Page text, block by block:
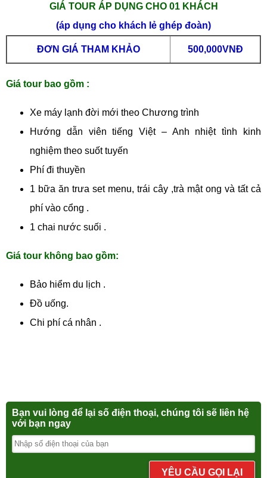
GIÁ TOUR ÁP DỤNG CHO 01 KHÁCH
(áp dụng cho khách lẻ ghép đoàn)
ĐƠN GIÁ THAM KHẢO 500,000VNĐ
Giá tour bao gồm :
Xe máy lạnh đời mới theo Chương trình
Hướng dẫn viên tiếng Việt – Anh nhiệt tình kinh
nghiệm theo suốt tuyến
Phí đi thuyền
1 bữa ăn trưa set menu, trái cây ,trà mật ong và tất cả
phí vào cổng .
1 chai nước suối .
Giá tour không bao gồm:
Bảo hiểm du lịch .
Đồ uống.
Chi phí cá nhân .
Bạn vui lòng để lại số điện thoại, chúng tôi sẽ liên hệ
với bạn ngay
YÊU CẦU GỌI LẠI